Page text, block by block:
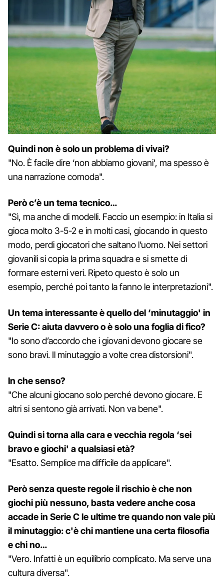
Quindi non è solo un problema di vivai?
"No. È facile dire ‘non abbiamo giovani', ma spesso è
una narrazione comoda".
Però c’è un tema tecnico…
"Sì, ma anche di modelli. Faccio un esempio: in Italia si
gioca molto 3-5-2 e in molti casi, giocando in questo
modo, perdi giocatori che saltano l’uomo. Nei settori
giovanili si copia la prima squadra e si smette di
formare esterni veri. Ripeto questo è solo un
esempio, perché poi tanto la fanno le interpretazioni".
Un tema interessante è quello del ‘minutaggio' in
Serie C: aiuta davvero o è solo una foglia di fico?
"Io sono d’accordo che i giovani devono giocare se
sono bravi. Il minutaggio a volte crea distorsioni".
In che senso?
"Che alcuni giocano solo perché devono giocare. E
altri si sentono già arrivati. Non va bene".
Quindi si torna alla cara e vecchia regola ‘sei
bravo e giochi' a qualsiasi età?
"Esatto. Semplice ma difficile da applicare".
Però senza queste regole il rischio è che non
giochi più nessuno, basta vedere anche cosa
accade in Serie C le ultime tre quando non vale più
il minutaggio: c'è chi mantiene una certa filosofia
e chi no…
"Vero. Infatti è un equilibrio complicato. Ma serve una
cultura diversa".